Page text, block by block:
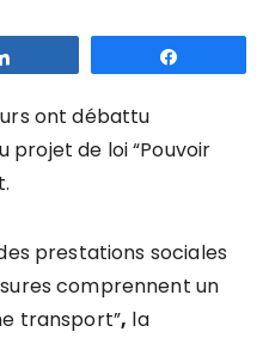
ont débattu
projet de loi “Pouvoir
prestations sociales
comprennent un
transport”, la